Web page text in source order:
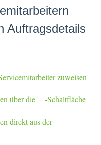
Auftragsdetails
zuweisen
über die '+'-Schaltfläche
direkt aus der